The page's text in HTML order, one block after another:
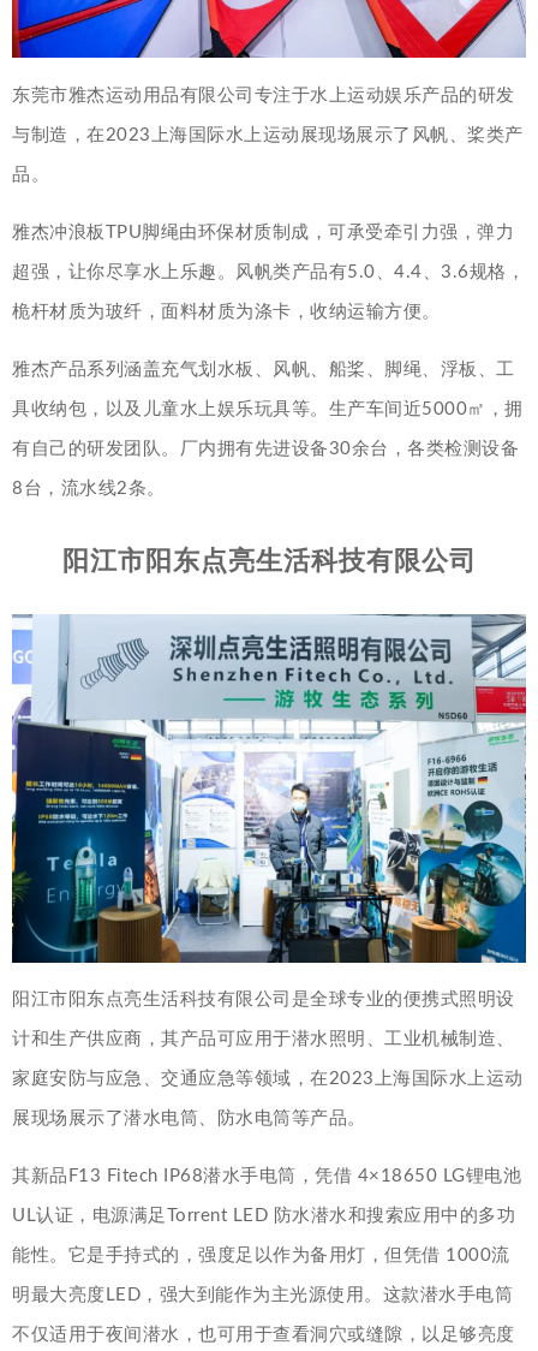
东莞市雅杰运动用品有限公司专注于水上运动娱乐产品的研发
与制造，在2023上海国际水上运动展现场展示了风帆、桨类产
品。
雅杰冲浪板TPU脚绳由环保材质制成，可承受牵引力强，弹力
超强，让你尽享水上乐趣。风帆类产品有5.0、4.4、3.6规格，
桅杆材质为玻纤，面料材质为涤卡，收纳运输方便。
雅杰产品系列涵盖充气划水板、风帆、船桨、脚绳、浮板、工
具收纳包，以及儿童水上娱乐玩具等。生产车间近5000㎡，拥
有自己的研发团队。厂内拥有先进设备30余台，各类检测设备
8台，流水线2条。
阳江市阳东点亮生活科技有限公司
阳江市阳东点亮生活科技有限公司是全球专业的便携式照明设
计和生产供应商，其产品可应用于潜水照明、工业机械制造、
家庭安防与应急、交通应急等领域，在2023上海国际水上运动
展现场展示了潜水电筒、防水电筒等产品。
其新品F13 Fitech IP68潜水手电筒，凭借 4×18650 LG锂电池
UL认证，电源满足Torrent LED 防水潜水和搜索应用中的多功
能性。它是手持式的，强度足以作为备用灯，但凭借 1000流
明最大亮度LED，强大到能作为主光源使用。这款潜水手电筒
不仅适用于夜间潜水，也可用于查看洞穴或缝隙，以足够亮度